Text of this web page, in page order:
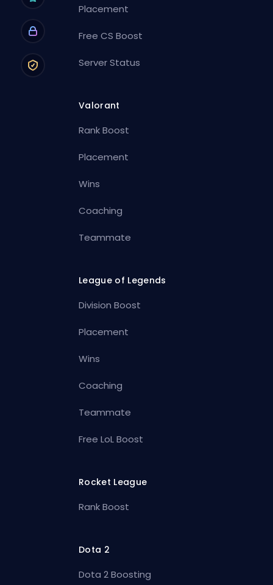
Placement
Free CS Boost
Server Status
Valorant
Rank Boost
Placement
Wins
Coaching
Teammate
League of Legends
Division Boost
Placement
Wins
Coaching
Teammate
Free LoL Boost
Rocket League
Rank Boost
Dota 2
Dota 2 Boosting